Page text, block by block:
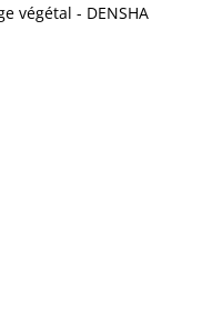
végétal - DENSHA